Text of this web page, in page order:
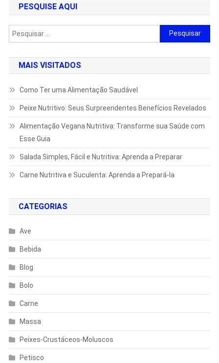
PESQUISE AQUI
Pesquisar
por:
MAIS VISITADOS
Como Ter uma Alimentação Saudável
Peixe Nutritivo: Seus Surpreendentes Benefícios Revelados
Alimentação Vegana Nutritiva: Transforme sua Saúde com
Esse Guia
Salada Simples, Fácil e Nutritiva: Aprenda a Preparar
Carne Nutritiva e Suculenta: Aprenda a Prepará-la
CATEGORIAS
Ave
Bebida
Blog
Bolo
Carne
Massa
Peixes-Crustáceos-Moluscos
Petisco